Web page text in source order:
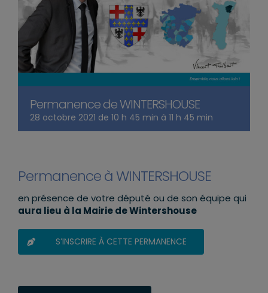
Permanence de WINTERSHOUSE
28 octobre 2021 de 10 h 45 min à 11 h 45 min
Permanence à WINTERSHOUSE
en présence de votre député ou de son équipe qui
aura lieu à la Mairie de Wintershouse
S’INSCRIRE À CETTE PERMANENCE